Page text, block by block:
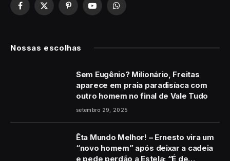
Facebook
X
PinterestYouTubeWhatsApp
Nossas escolhas
Sem Eugênio? Milionário, Freitas
aparece em praia paradisíaca com
outro homem no final de Vale Tudo
setembro 29, 2025
Êta Mundo Melhor! – Ernesto vira um
“novo homem” após deixar a cadeia
e pede perdão a Estela: “É de